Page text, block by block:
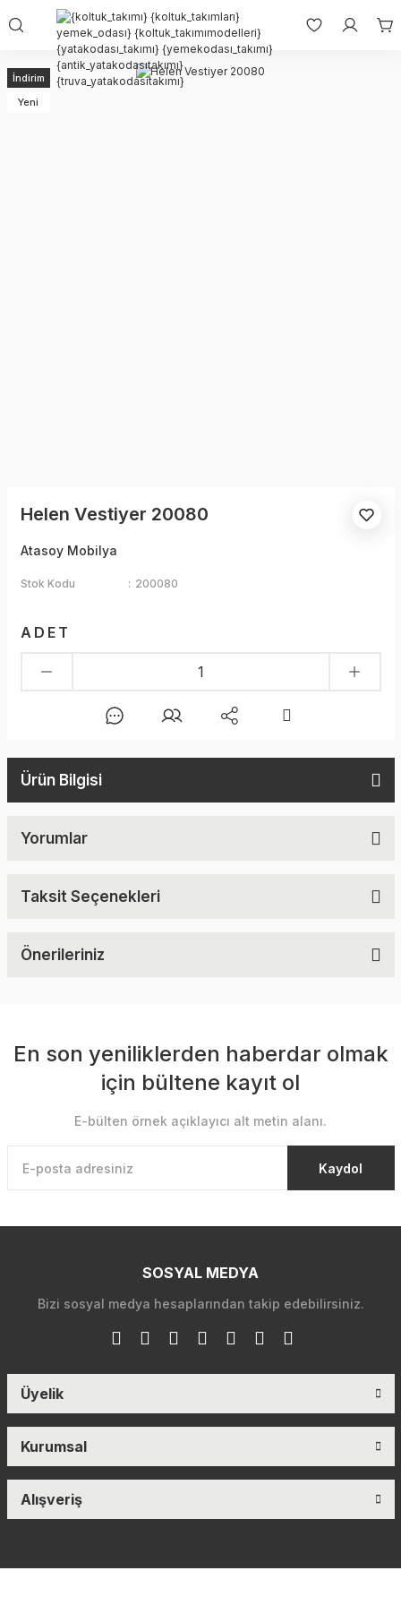
İndirim
Yeni
Helen Vestiyer 20080
Atasoy Mobilya
Stok Kodu 200080
ADET
Ürün Bilgisi
Yorumlar
Taksit Seçenekleri
Önerileriniz
En son yeniliklerden haberdar olmak
için bültene kayıt ol
E-bülten örnek açıklayıcı alt metin alanı.
Kaydol
SOSYAL MEDYA
Bizi sosyal medya hesaplarından takip edebilirsiniz.
Üyelik
Kurumsal
Alışveriş